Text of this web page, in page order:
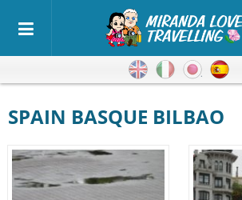
Inglés ItalianoJaponés
SPAIN BASQUE BILBAO